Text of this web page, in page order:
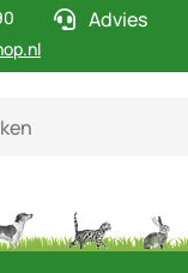
Advies